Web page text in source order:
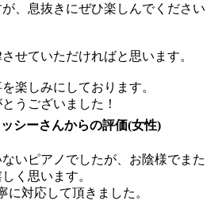
、息抜きにぜひ楽しんでください
せていただければと思います。
楽しみにしております。
うございました！
ッシーさんからの評価(女性)
いピアノでしたが、お陰様でまた
く思います。
に対応して頂きました。